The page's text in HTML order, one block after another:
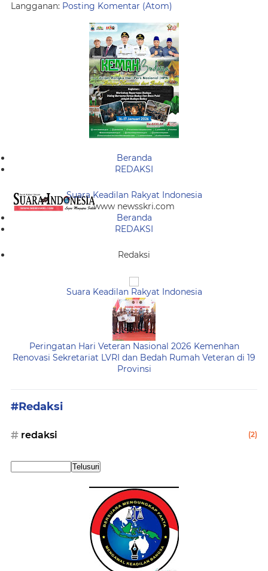
Langganan: Posting Komentar (Atom)
Beranda
REDAKSI
Suara Keadilan Rakyat Indonesia
www newsskri.com
Beranda
REDAKSI
Redaksi
Suara Keadilan Rakyat Indonesia
Peringatan Hari Veteran Nasional 2026 Kemenhan
Renovasi Sekretariat LVRI dan Bedah Rumah Veteran di 19
Provinsi
#Redaksi
redaksi (2)